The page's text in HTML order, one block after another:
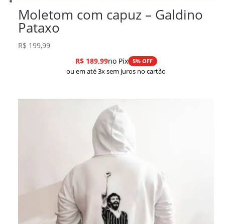
Moletom com capuz – Galdino
Pataxo
R$ 199,99
R$189,99no Pix 5% OFF
ou em até 3x sem juros no cartão